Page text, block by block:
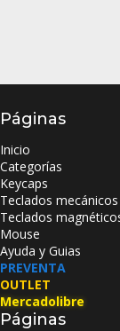
Páginas
Inicio
Categorías
Keycaps
Teclados mecánicos
Teclados
Mouse
Ayuda y Guias
PREVENTA
OUTLET
Mercadolibre
Páginas